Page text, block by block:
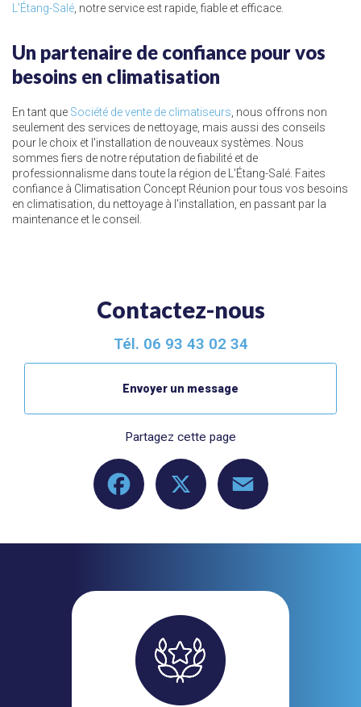
L'Étang-Salé , notre service est rapide, fiable et efficace.
Un partenaire de confiance pour vos
besoins en climatisation
En tant que Société de vente de climatiseurs , nous offrons non
seulement des services de nettoyage, mais aussi des conseils
pour le choix et l'installation de nouveaux systèmes. Nous
sommes fiers de notre réputation de fiabilité et de
professionnalisme dans toute la région de L'Étang-Salé. Faites
confiance à Climatisation Concept Réunion pour tous vos besoins
en climatisation, du nettoyage à l'installation, en passant par la
maintenance et le conseil.
Contactez-nous
Tél. 06 93 43 02 34
Envoyer un message
Partagez cette page
Facebook